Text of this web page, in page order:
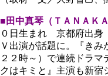
■田中真琴（ＴＡＮＡＫ
０日生まれ 京都府出身
Ｖ出演が話題に。『き
２２時～）で連続ドラ
クはキミと』主演も新宿